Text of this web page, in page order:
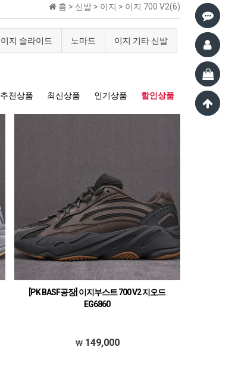
홈 > 신발 > 이지 > 이지 700 V2(6)
이지 슬라이드 노마드 이지 기타 신발
추천상품 최신상품 인기상품 할인상품
[PK BASF공장] 이지부스트 700 V2 지오드
EG6860
149,000